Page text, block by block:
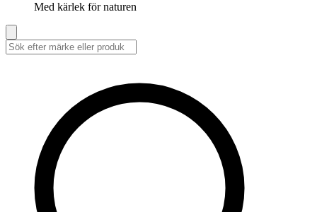
Med kärlek för naturen